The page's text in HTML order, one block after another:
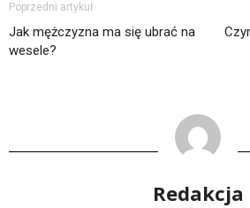
Poprzedni artykuł
Jak mężczyzna ma się ubrać na
wesele?
Redakcja